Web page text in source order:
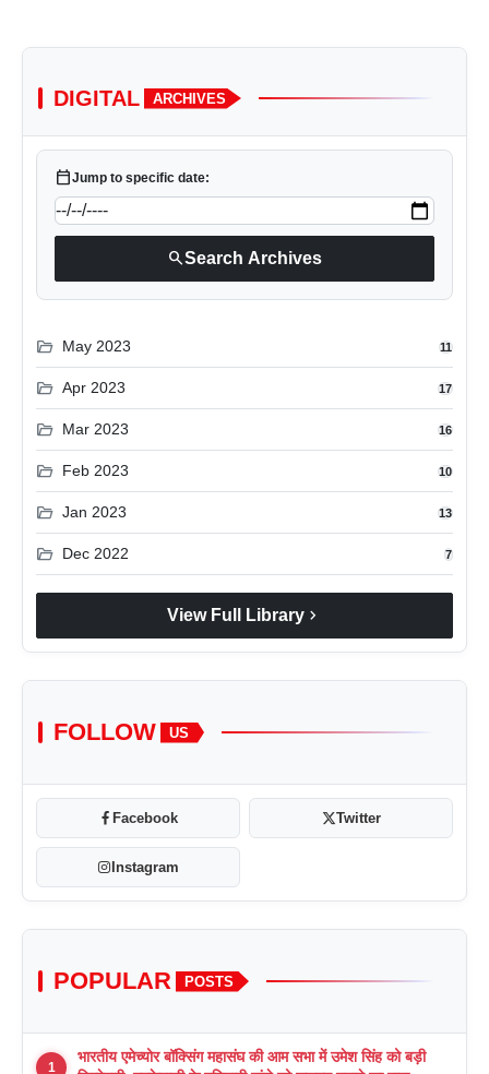
DIGITAL ARCHIVES
calendar_todayJump to specific date:
searchSearch Archives
folder_open May 2023 11
folder_open Apr 2023 17
folder_open Mar 2023 16
folder_open Feb 2023 10
folder_open Jan 2023 13
folder_open Dec 2022 7
View Full Library chevron_right
FOLLOW US
Facebook Twitter
Instagram
POPULAR POSTS
1
भारतीय एमेच्योर बॉक्सिंग महासंघ की आम सभा में उमेश सिंह को बड़ी